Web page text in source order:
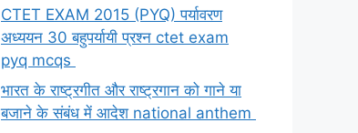
CTET EXAM 2015 (PYQ) पर्यावरण
अध्ययन 30 बहुपर्यायी प्रश्न ctet exam
pyq mcqs
भारत के राष्ट्रगीत और राष्ट्रगान को गाने या
बजाने के संबंध में आदेश national anthem